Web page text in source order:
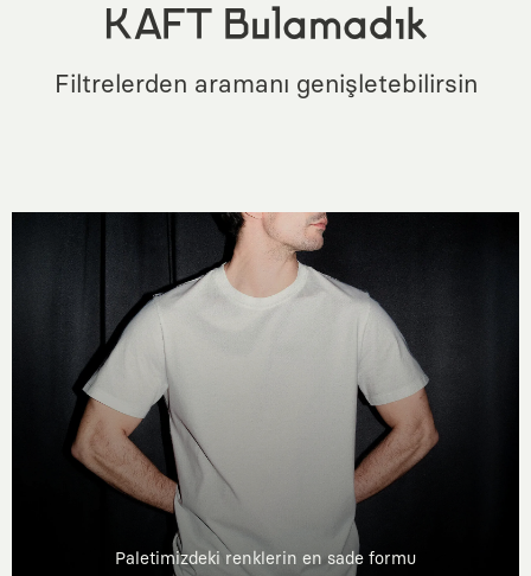
KAFT Bulamadık
Filtrelerden aramanı genişletebilirsin
Paletimizdeki renklerin en sade formu